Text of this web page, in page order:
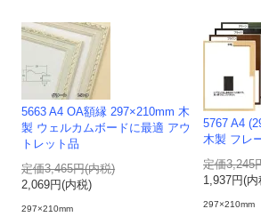
5663 A4 OA額縁 297×210mm 木
製 ウェルカムボードに最適 アウ
トレット品
定価3,465円(内税)
2,069円(内税)
297×210mm
5767 A4
木製 フレ
定価3,245
1,937円(内
297×210mm